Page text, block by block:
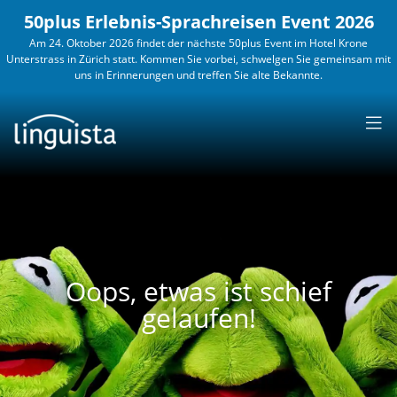
50plus Erlebnis-Sprachreisen Event 2026
Am 24. Oktober 2026 findet der nächste 50plus Event im Hotel Krone
Unterstrass in Zürich statt. Kommen Sie vorbei, schwelgen Sie gemeinsam mit
uns in Erinnerungen und treffen Sie alte Bekannte.
Oops, etwas ist schief
gelaufen!
SPRACHEN &
LÄNDER KURSANGEBOTE WORK
& TRAVEL KONTAKT
Englisch
England
USA
Australien
Malta
Frankreich
Schweiz
Kanada
Guadeloupe
Spanien
Costa
Rica
Mexiko
Schweiz
Italien
Portugiesisch
Portugal